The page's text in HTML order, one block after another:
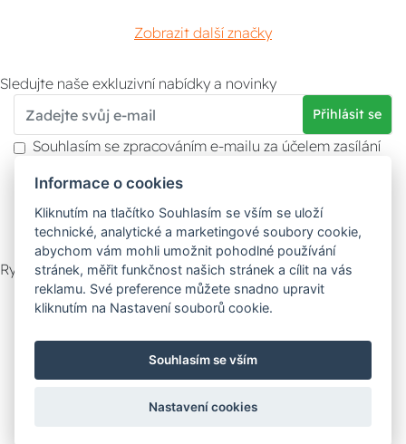
Zobrazit další značky
Sledujte naše exkluzivní nabídky a novinky
Přihlásit se
Souhlasím se zpracováním e-mailu za účelem zasílání
Více informací naleznete v
údajů . Souhlas můžete kdykoliv odvolat.
Rychlý kontakt
Zákaznický servis Vyzvednutí zboží
Informace o cookies
Kliknutím na tlačítko Souhlasím se vším se uloží
technické, analytické a marketingové soubory cookie,
abychom vám mohli umožnit pohodlné používání
stránek, měřit funkčnost našich stránek a cílit na vás
reklamu. Své preference můžete snadno upravit
kliknutím na Nastavení souborů cookie.
Souhlasím se vším
Nastavení cookies